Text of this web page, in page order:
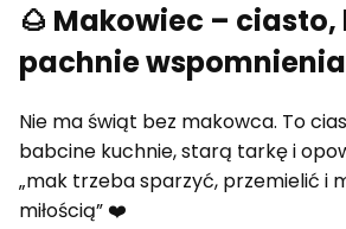
🌰 Makowiec –
pachnie
Nie ma świąt bez makowca. To
babcine kuchnie, starą tarkę i
„mak trzeba sparzyć, przemielić i
miłością” ❤️